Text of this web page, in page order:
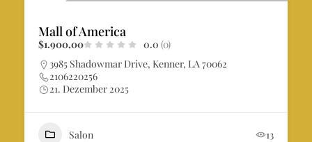
Mall of America
$1.900,00 0.0 (0)
3985 Shadowmar Drive, Kenner, LA 70062
2106220256
21. Dezember 2025
Salon 13